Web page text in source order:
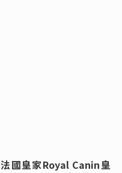
法國皇家Royal Canin皇